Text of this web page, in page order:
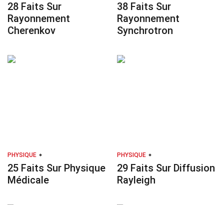
28 Faits Sur
Rayonnement
Cherenkov
38 Faits Sur
Rayonnement
Synchrotron
PHYSIQUE
25 Faits Sur Physique
Médicale
PHYSIQUE
29 Faits Sur Diffusion
Rayleigh